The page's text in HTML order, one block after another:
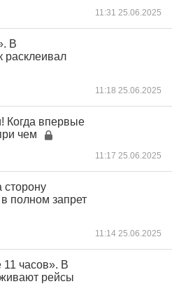
11:31 25.06.2025
В
расклеивал
11:18 25.06.2025
Когда впервые
чем
11:17 25.06.2025
сторону
полном запрет
11:14 25.06.2025
часов». В
рейсы